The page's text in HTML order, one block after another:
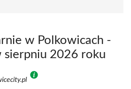
w Polkowicach -
sierpniu 2026 roku